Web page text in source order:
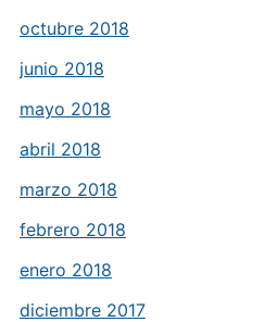
octubre 2018
junio 2018
mayo 2018
abril 2018
marzo 2018
febrero 2018
enero 2018
diciembre 2017